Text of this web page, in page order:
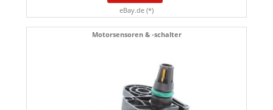
eBay.de (*)
Motorsensoren & -schalter